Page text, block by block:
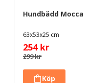
Hundbädd
63x53x25 cm
254 kr
299kr